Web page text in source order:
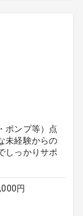
ポンプ等）点
未経験からの
しっかりサポ
円